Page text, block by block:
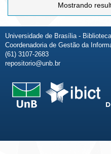
Mostrando
Universidade de Brasília -
Coordenadoria de Gestão da
(61) 3107-2683
repositorio@unb.br